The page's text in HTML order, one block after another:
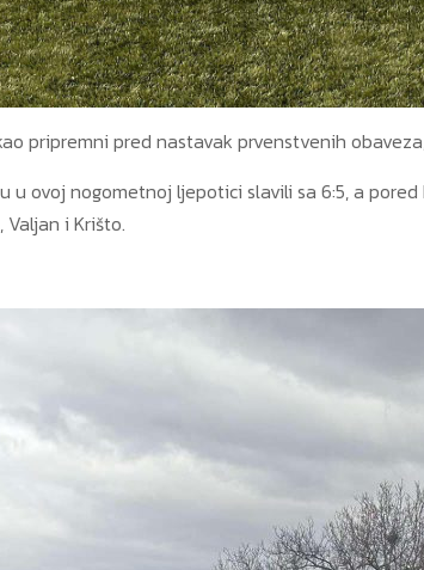
pripremni pred nastavak prvenstvenih
u ovoj nogometnoj ljepotici slavili sa 6:5, a
Valjan i Krišto.